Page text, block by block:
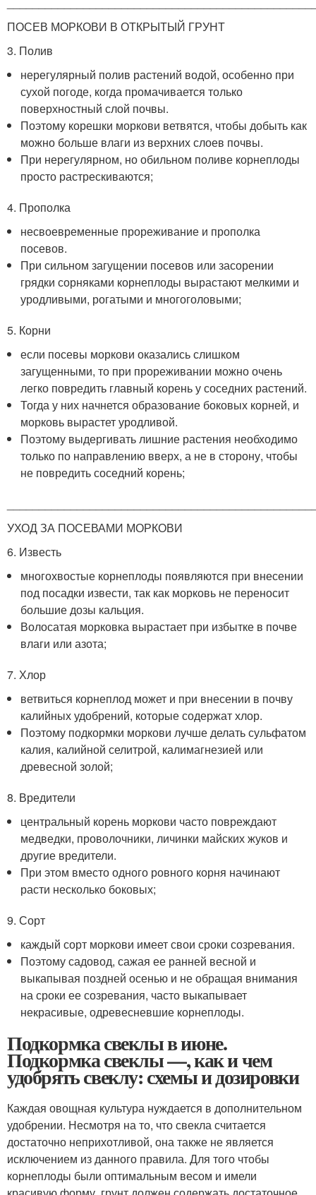
ПОСЕВ МОРКОВИ В ОТКРЫТЫЙ ГРУНТ
3. Полив
нерегулярный полив растений водой, особенно при
сухой погоде, когда промачивается только
поверхностный слой почвы.
Поэтому корешки моркови ветвятся, чтобы добыть как
можно больше влаги из верхних слоев почвы.
При нерегулярном, но обильном поливе корнеплоды
просто растрескиваются;
4. Прополка
несвоевременные прореживание и прополка
посевов.
При сильном загущении посевов или засорении
грядки сорняками корнеплоды вырастают мелкими и
уродливыми, рогатыми и многоголовыми;
5. Корни
если посевы моркови оказались слишком
загущенными, то при прореживании можно очень
легко повредить главный корень у соседних растений.
Тогда у них начнется образование боковых корней, и
морковь вырастет уродливой.
Поэтому выдергивать лишние растения необходимо
только по направлению вверх, а не в сторону, чтобы
не повредить соседний корень;
УХОД ЗА ПОСЕВАМИ МОРКОВИ
6. Известь
многохвостые корнеплоды появляются при внесении
под посадки извести, так как морковь не переносит
большие дозы кальция.
Волосатая морковка вырастает при избытке в почве
влаги или азота;
7. Хлор
ветвиться корнеплод может и при внесении в почву
калийных удобрений, которые содержат хлор.
Поэтому подкормки моркови лучше делать сульфатом
калия, калийной селитрой, калимагнезией или
древесной золой;
8. Вредители
центральный корень моркови часто повреждают
медведки, проволочники, личинки майских жуков и
другие вредители.
При этом вместо одного ровного корня начинают
расти несколько боковых;
9. Сорт
каждый сорт моркови имеет свои сроки созревания.
Поэтому садовод, сажая ее ранней весной и
выкапывая поздней осенью и не обращая внимания
на сроки ее созревания, часто выкапывает
некрасивые, одревесневшие корнеплоды.
Подкормка свеклы в июне.
Подкормка свеклы —, как и чем
удобрять свеклу: схемы и дозировки
Каждая овощная культура нуждается в дополнительном
удобрении. Несмотря на то, что свекла считается
достаточно неприхотливой, она также не является
исключением из данного правила. Для того чтобы
корнеплоды были оптимальным весом и имели